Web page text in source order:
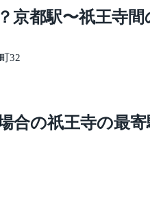
京都駅〜祇王寺間
32
合の祇王寺の最